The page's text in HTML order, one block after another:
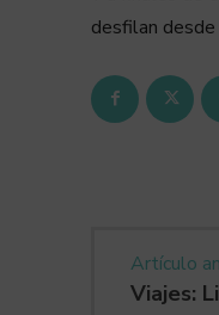
desfilan desde
Artículo
Viajes: